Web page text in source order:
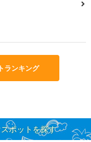
ランキング
ポットを探す